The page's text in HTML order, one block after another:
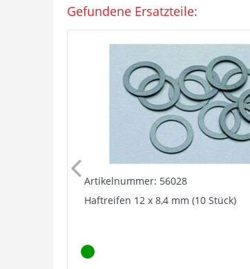
Gefundene Ersatzteile:
Artikelnummer: 56028
Haftreifen 12 x 8,4 mm (10 Stück)